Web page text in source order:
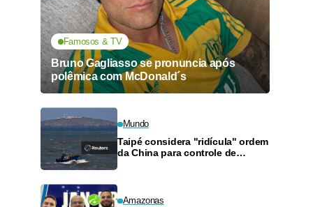
Famosos & TV
Bruno Gagliasso se pronuncia após
polêmica com McDonald´s
Mundo
Taipé considera "ridícula" ordem
da China para controle de
Amazonas